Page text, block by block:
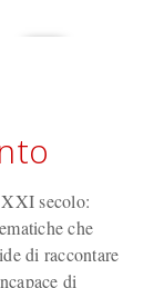
secolo:
che
di raccontare
di